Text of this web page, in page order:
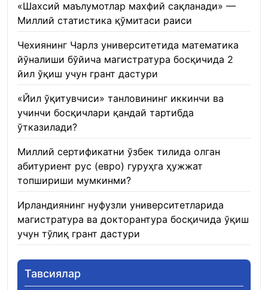
«Шахсий маълумотлар махфий сақланади» —
Миллий статистика қўмитаси раиси
Чехиянинг Чарлз университетида математика
йўналиши бўйича магистратура босқичида 2
йил ўқиш учун грант дастури
«Йил ўқитувчиси» танловининг иккинчи ва
учинчи босқичлари қандай тартибда
ўтказилади?
Миллий сертификатни ўзбек тилида олган
абитуриент рус (евро) гуруҳга ҳужжат
топшириши мумкинми?
Ирландиянинг нуфузли университетларида
магистратура ва докторантура босқичида ўқиш
учун тўлиқ грант дастури
Тавсиялар